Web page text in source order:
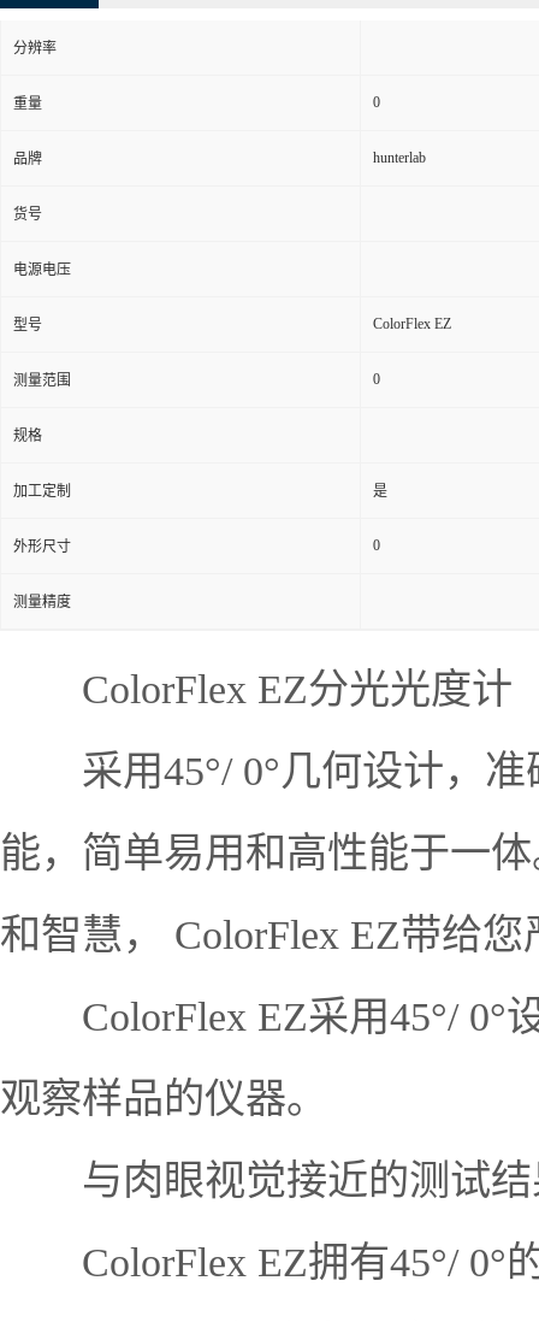
分辨率
重量 0
品牌 hunterlab
货号
电源电压
型号 ColorFlex EZ
测量范围 0
规格
加工定制 是
外形尺寸 0
测量精度
ColorFlex EZ分光光度计
采用45°/ 0°几何设计，准
能，简单易用和高性能于一
和智慧， ColorFlex EZ带给
ColorFlex EZ采用45°/ 0°
观察样品的仪器。
与肉眼视觉接近的测试结
ColorFlex EZ拥有45°/ 0°